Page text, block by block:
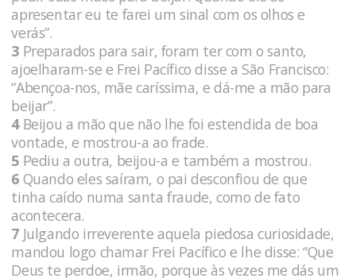
apresentar eu te farei um sinal com os olhos e
verás”.
3 Preparados para sair, foram ter com o santo,
ajoelharam-se e Frei Pacífico disse a São Francisco:
“Abençoa-nos, mãe caríssima, e dá-me a mão para
beijar”.
4Beijou a mão que não lhe foi estendida de boa
vontade, e mostrou-a ao frade.
5 Pediu a outra, beijou-a e também a mostrou.
6 Quando eles saíram, o pai desconfiou de que
tinha caído numa santa fraude, como de fato
acontecera.
7 Julgando irreverente aquela piedosa curiosidade,
mandou logo chamar Frei Pacífico e lhe disse: “Que
Deus te perdoe, irmão, porque às vezes me dás um